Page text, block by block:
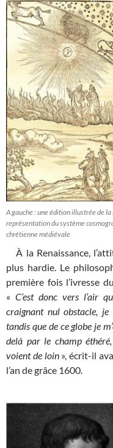
A gauche : une édition illustrée de
représentation du système
chrétienne médiévale
À la Renaissance,
plus hardie. Le
première fois l’ivresse
« C’est donc vers l’air
craignant nul obstacle, je
tandis que de ce globe je
delà par le champ
voient de loin», écrit-il
l’an de grâce 1600.